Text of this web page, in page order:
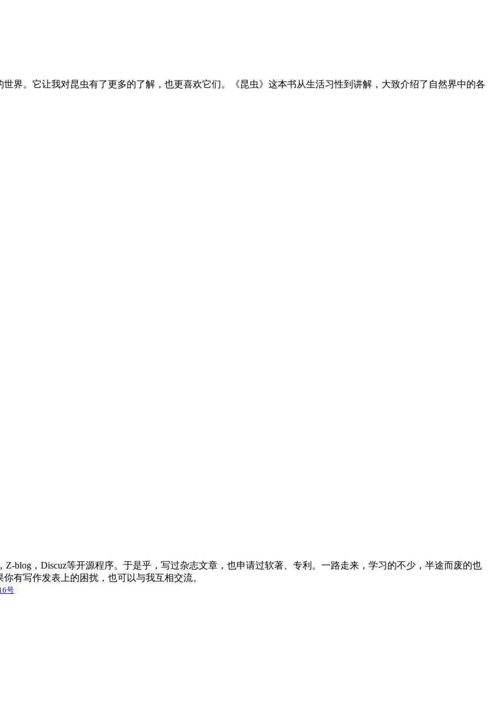
界。它让我对昆虫有了更多的了解，也更喜欢它们。《昆虫》这本书从生活习性到讲解，大致介绍了自然界中的各
blog，Discuz等开源程序。于是乎，写过杂志文章，也申请过软著、专利。一路走来，学习的不少，半途而废的也
有写作发表上的困扰，也可以与我互相交流。
号